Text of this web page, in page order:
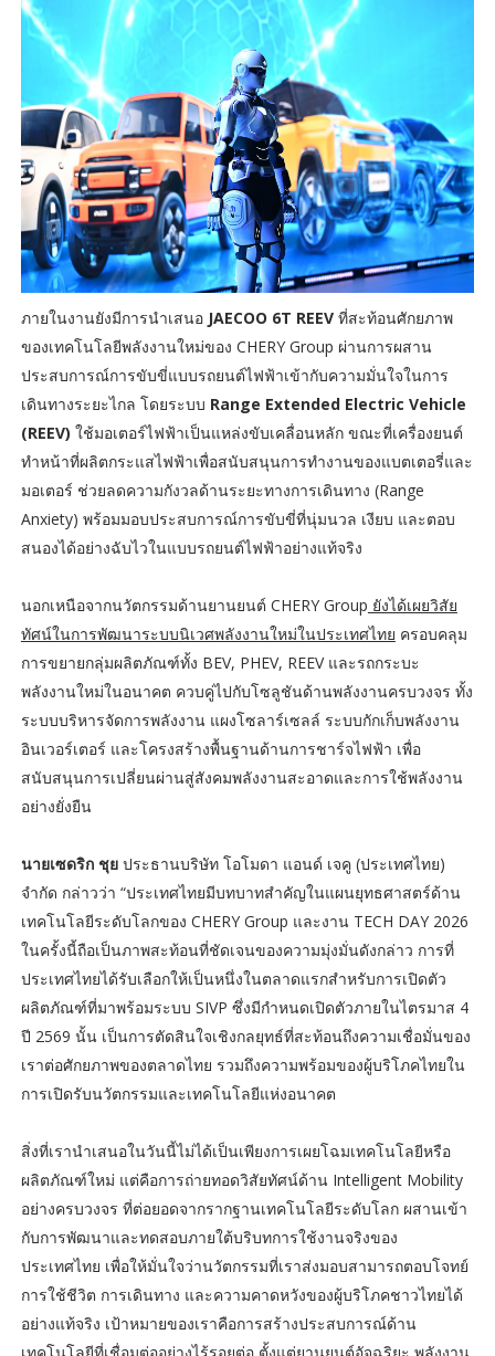
ภายในงานยังมีการนำเสนอ JAECOO 6T REEVที่สะท้อนศักยภาพ
ของเทคโนโลยีพลังงานใหม่ของ CHERY Group ผ่านการผสาน
ประสบการณ์การขับขี่แบบรถยนต์ไฟฟ้าเข้ากับความมั่นใจในการ
เดินทางระยะไกล โดยระบบ Range Extended Electric Vehicle
(REEV) ใช้มอเตอร์ไฟฟ้าเป็นแหล่งขับเคลื่อนหลัก ขณะที่เครื่องยนต์
ทำหน้าที่ผลิตกระแสไฟฟ้าเพื่อสนับสนุนการทำงานของแบตเตอรี่และ
มอเตอร์ ช่วยลดความกังวลด้านระยะทางการเดินทาง (Range
Anxiety) พร้อมมอบประสบการณ์การขับขี่ที่นุ่มนวล เงียบ และตอบ
สนองได้อย่างฉับไวในแบบรถยนต์ไฟฟ้าอย่างแท้จริง
นอกเหนือจากนวัตกรรมด้านยานยนต์ CHERY Group ยังได้เผยวิสัย
ทัศน์ในการพัฒนาระบบนิเวศพลังงานใหม่ในประเทศไทย ครอบคลุม
การขยายกลุ่มผลิตภัณฑ์ทั้ง BEV, PHEV, REEV และรถกระบะ
พลังงานใหม่ในอนาคต ควบคู่ไปกับโซลูชันด้านพลังงานครบวงจร ทั้ง
ระบบบริหารจัดการพลังงาน แผงโซลาร์เซลล์ ระบบกักเก็บพลังงาน
อินเวอร์เตอร์ และโครงสร้างพื้นฐานด้านการชาร์จไฟฟ้า เพื่อ
สนับสนุนการเปลี่ยนผ่านสู่สังคมพลังงานสะอาดและการใช้พลังงาน
อย่างยั่งยืน
นายเซดริก ชุยประธานบริษัท โอโมดา แอนด์ เจคู (ประเทศไทย)
จำกัด กล่าวว่า “ประเทศไทยมีบทบาทสำคัญในแผนยุทธศาสตร์ด้าน
เทคโนโลยีระดับโลกของ CHERY Group และงาน TECH DAY 2026
ในครั้งนี้ถือเป็นภาพสะท้อนที่ชัดเจนของความมุ่งมั่นดังกล่าว การที่
ประเทศไทยได้รับเลือกให้เป็นหนึ่งในตลาดแรกสำหรับการเปิดตัว
ผลิตภัณฑ์ที่มาพร้อมระบบ SIVP ซึ่งมีกำหนดเปิดตัวภายในไตรมาส 4
ปี 2569 นั้น เป็นการตัดสินใจเชิงกลยุทธ์ที่สะท้อนถึงความเชื่อมั่นของ
เราต่อศักยภาพของตลาดไทย รวมถึงความพร้อมของผู้บริโภคไทยใน
การเปิดรับนวัตกรรมและเทคโนโลยีแห่งอนาคต
สิ่งที่เรานำเสนอในวันนี้ไม่ได้เป็นเพียงการเผยโฉมเทคโนโลยีหรือ
ผลิตภัณฑ์ใหม่ แต่คือการถ่ายทอดวิสัยทัศน์ด้าน Intelligent Mobility
อย่างครบวงจร ที่ต่อยอดจากรากฐานเทคโนโลยีระดับโลก ผสานเข้า
กับการพัฒนาและทดสอบภายใต้บริบทการใช้งานจริงของ
ประเทศไทย เพื่อให้มั่นใจว่านวัตกรรมที่เราส่งมอบสามารถตอบโจทย์
การใช้ชีวิต การเดินทาง และความคาดหวังของผู้บริโภคชาวไทยได้
อย่างแท้จริง เป้าหมายของเราคือการสร้างประสบการณ์ด้าน